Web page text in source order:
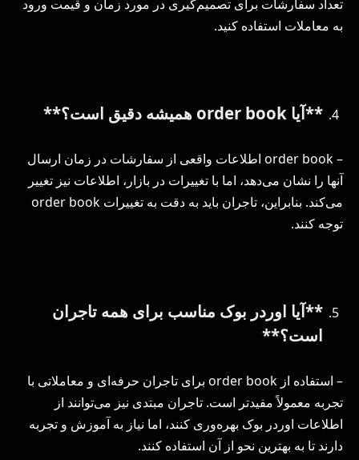
تعداد سفارشات برای تصمیم‌گیری در مورد زمان و قیمت ورود
به معاملات استفاده کنید.
**آیا order book همیشه دقیق است؟**
– order book اطلاعات واقعی از سفارشات در زمان ارسال
آنها را نشان می‌دهد، اما با تغییرات در بازار، اطلاعات نیز تغییر
می‌کند. بنابراین، تاجران باید به دقت به تغییرات order book
توجه کنند.
**آیا اوردر بوک مناسب برای همه تاجران
است؟**
– استفاده از order book برای تاجران حرفه‌ای و معاملاتی با
تجربه معمولاً مفیدتر است. تاجران مبتدی نیز می‌توانند از
اطلاعات اوردر بوک بهره‌وری کنند، اما نیاز به آموزش و تجربه
دارند تا به بهترین نحو از آن استفاده کنند.